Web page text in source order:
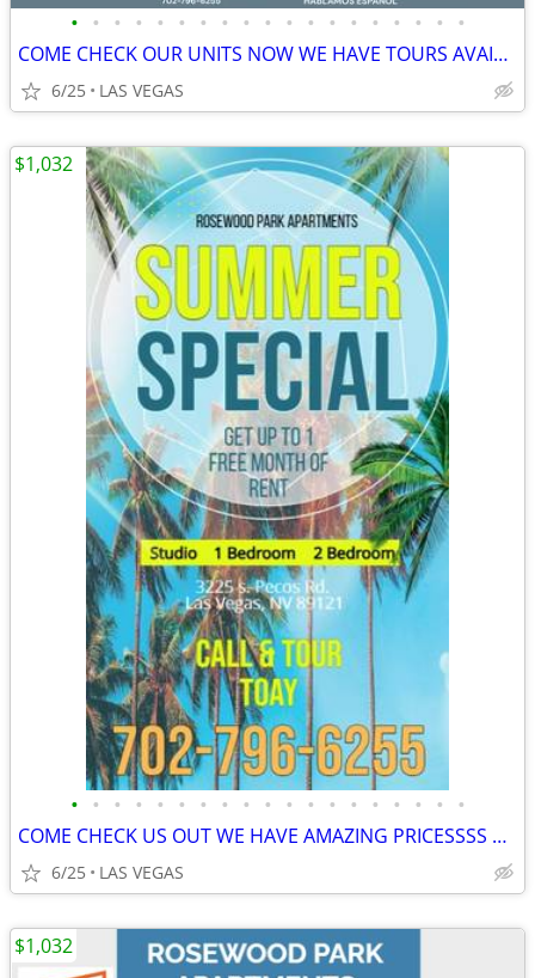
• • • • • • • • • • • • • • • • • • •
COME CHECK OUR UNITS NOW WE HAVE TOURS AVAILABLE NOWW
6/25 LAS VEGAS
• • • • • • • • • • • • • • • • • • •
COME CHECK US OUT WE HAVE AMAZING PRICESSSS COME NOWWW
6/25 LAS VEGAS
$1,032
$1,032